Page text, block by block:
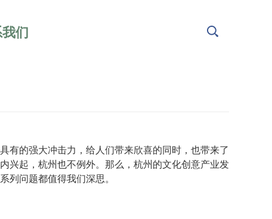
们
有的强大冲击力，给人们带来欣喜的同时，也带来了
兴起，杭州也不例外。那么，杭州的文化创意产业发
列问题都值得我们深思。